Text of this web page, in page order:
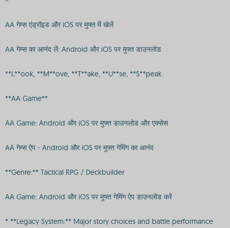
AA गेम्स एंड्रॉइड और iOS पर मुफ्त में खेलें
AA गेम्स का आनंद लें: Android और iOS पर मुफ्त डाउनलोड
**L**ook, **M**ove, **T**ake, **U**se, **S**peak.
**AA Game**
AA Game: Android और iOS पर मुफ्त डाउनलोड और एक्सेस
AA गेम्स ऐप - Android और iOS पर मुफ्त गेमिंग का आनंद
**Genre:** Tactical RPG / Deckbuilder
AA Game: Android और iOS पर मुफ्त गेमिंग ऐप डाउनलोड करें
* **Legacy System:** Major story choices and battle performance